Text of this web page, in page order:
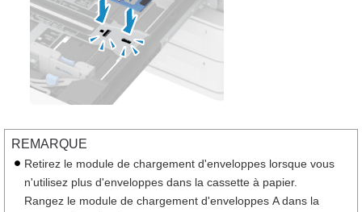
REMARQUE
Retirez le module de chargement d'enveloppes lorsque vous
n'utilisez plus d'enveloppes dans la cassette à papier.
Rangez le module de chargement d'enveloppes A dans la